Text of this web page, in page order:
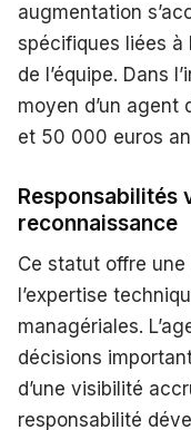
augmentation
spécifiques liées à
de l’équipe. Dans
moyen d’un
et 50 000 euros
Responsabilités
reconnaissance
Ce statut offre
l’expertise
managériales.
décisions
d’une visibilité
responsabilité